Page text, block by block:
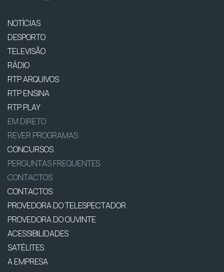
NOTÍCIAS
DESPORTO
TELEVISÃO
RÁDIO
RTP ARQUIVOS
RTP ENSINA
RTP PLAY
EM DIRETO
REVER PROGRAMAS
CONCURSOS
PERGUNTAS FREQUENTES
CONTACTOS
CONTACTOS
PROVEDORA DO TELESPECTADOR
PROVEDORA DO OUVINTE
ACESSIBILIDADES
SATÉLITES
A EMPRESA